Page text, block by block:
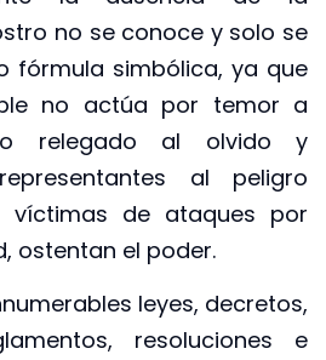
no se conoce y solo se
fórmula simbólica, ya que
no actúa por temor a
relegado al olvido y
al peligro
víctimas de ataques por
ostentan el poder.
leyes, decretos,
resoluciones e